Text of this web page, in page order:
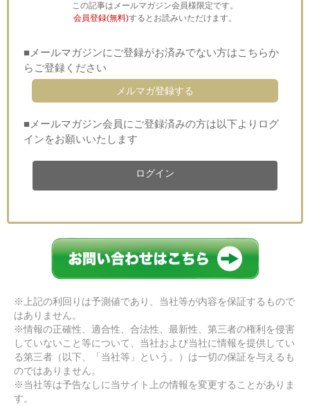
この記事はメールマガジン会員様限定です。
会員登録(無料)するとお読みいただけます。
■メールマガジンにご登録がお済みでない方はこちらか
らご登録ください
メルマガ登録する
■メールマガジン会員にご登録済みの方は以下よりログ
インをお願いいたします
ログイン
※上記の利回りは予測値であり、当社等が内容を保証するもので
はありません。
※情報の正確性、適合性、合法性、最新性、第三者の権利を侵害
していないこと等について、当社および当社に情報を提供してい
る第三者（以下、「当社等」という。）は一切の保証を与えるも
のではありません。
※当社等は予告なしに当サイト上の情報を変更することがありま
す。